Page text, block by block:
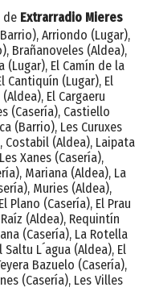
de Extrarradio Mieres
Arriondo (Lugar),
Brañanoveles (Aldea),
(Lugar), El Camín de la
Cantiquín (Lugar), El
El Cargaeru
(Casería), Castiello
(Barrio), Les Curuxes
Costabil (Aldea), Laipata
Xanes (Casería),
Mariana (Aldea), La
Muries (Aldea),
Plano (Casería), El Prau
(Aldea), Requintín
(Casería), La Rotella
L´agua (Aldea), El
Bazuelo (Casería),
(Casería), Les Villes